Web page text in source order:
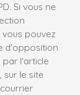
Si vous ne
pouvez
d'opposition
par l'article
sur le site